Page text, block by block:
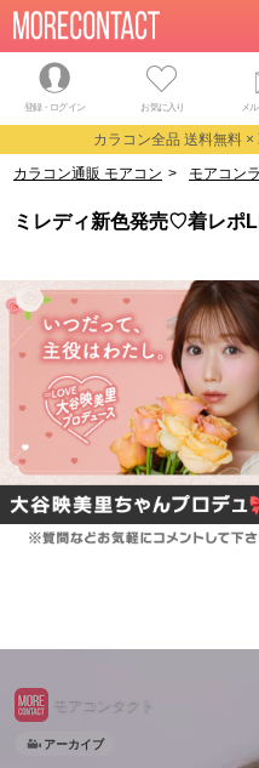
登録・ログイン お気に入り メ
カラコン全品 送料無料
カラコン通販 モアコン > モアコン
ミレディ新色発売♡着レポ